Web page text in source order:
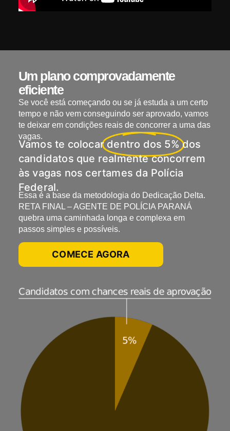
Um plano comprovadamente
eficiente
Se você está começandoou se já estuda a um certo
tempo e não vem conseguindo ser aprovado, vamos
te deixar em condições reais de concorrera uma das
vagas.
Vamos te colocar dentro dos 5% dos
candidatos que realmente concorrem
às vagas nos certames da Polícia
Federal.
Essa é a base da metodologia do Dedicação Delta.
RETA FINAL – AGENTE DE POLÍCIA PARANÁ
quebra uma caminhada longa e complexa em
passos simples e possíveis.
COMECE AGORA